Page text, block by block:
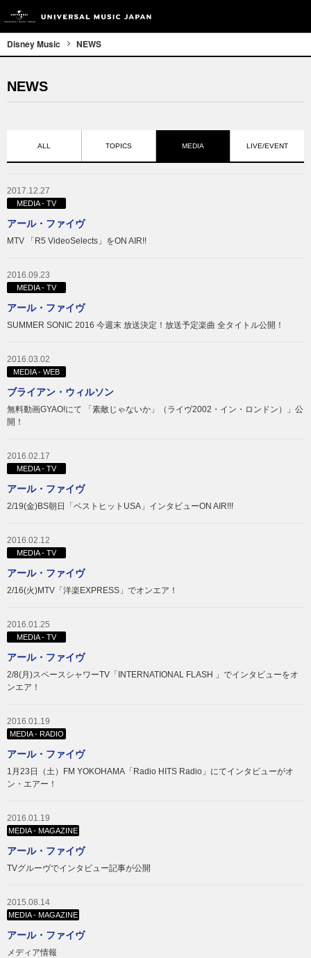
Disney Music NEWS
NEWS
ALL TOPICS MEDIA LIVE/EVENT
2017.12.27
MEDIA - TV
アール・ファイヴ
MTV 「R5 VideoSelects」をON AIR!!
2016.09.23
MEDIA - TV
アール・ファイヴ
SUMMER SONIC 2016 今週末 放送決定！放送予定楽曲 全タイトル公開！
2016.03.02
MEDIA - WEB
ブライアン・ウィルソン
無料動画GYAO!にて 「素敵じゃないか」（ライヴ2002・イン・ロンドン）」公
開！
2016.02.17
MEDIA - TV
アール・ファイヴ
2/19(金)BS朝日「ベストヒットUSA」インタビューON AIR!!!
2016.02.12
MEDIA - TV
アール・ファイヴ
2/16(火)MTV「洋楽EXPRESS」でオンエア！
2016.01.25
MEDIA - TV
アール・ファイヴ
2/8(月)スペースシャワーTV「INTERNATIONAL FLASH 」でインタビューをオ
ンエア！
2016.01.19
MEDIA - RADIO
アール・ファイヴ
1月23日（土）FM YOKOHAMA「Radio HITS Radio」にてインタビューがオ
ン・エアー！
2016.01.19
MEDIA - MAGAZINE
アール・ファイヴ
TVグルーヴでインタビュー記事が公開
2015.08.14
MEDIA - MAGAZINE
アール・ファイヴ
メディア情報